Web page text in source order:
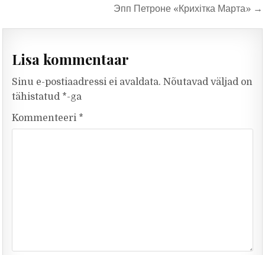
Эпп Петроне «Крихітка Марта» →
Lisa kommentaar
Sinu e-postiaadressi ei avaldata. Nõutavad väljad on
tähistatud *-ga
Kommenteeri *